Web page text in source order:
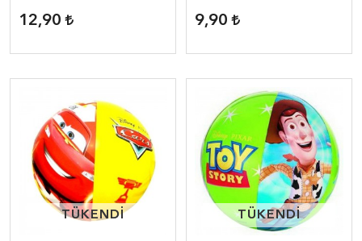
12,90 9,90
TÜKENDİ
TÜKENDİ TÜKENDİ
TÜKENDİ